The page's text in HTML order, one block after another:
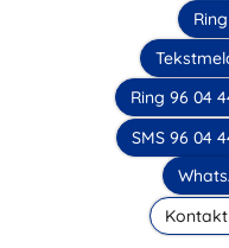
Ring 96 04
SMS 96 04